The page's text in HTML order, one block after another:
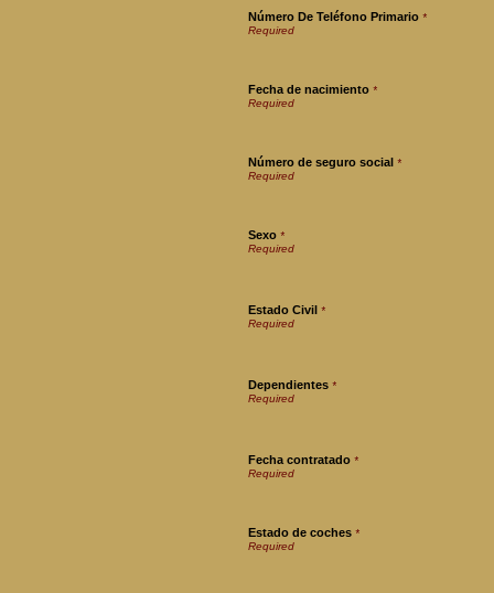
Número De Teléfono Primario *
Fecha de nacimiento *
Número de seguro social *
Sexo *
Estado Civil *
Dependientes *
Fecha contratado *
Estado de coches *